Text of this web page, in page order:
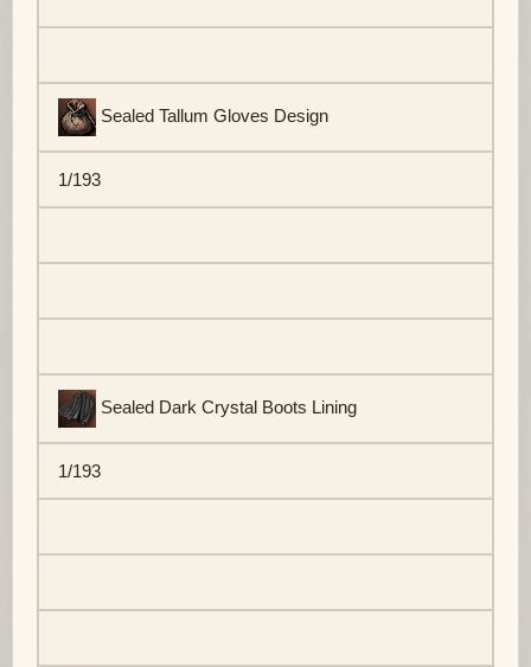
Sealed Tallum Gloves Design
1/193
Sealed Dark Crystal Boots Lining
1/193